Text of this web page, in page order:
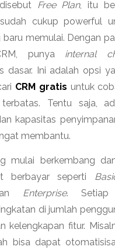
Free Plan, itu
cukup powerful
memulai. Dengan
punya internal
dasar. Ini adalah opsi
CRM gratis untuk
Tentu saja,
kapasitas
membantu.
mulai berkembang
berbayar seperti
Enterprise.
di jumlah
kelengkapan fitur.
bisa dapat